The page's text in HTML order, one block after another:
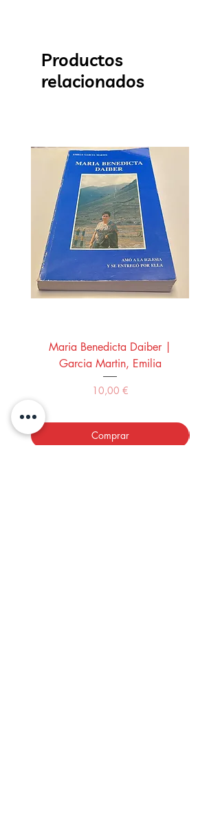
Productos
relacionados
Maria Benedicta Daiber |
Garcia Martin, Emilia
Precio
10,00 €
Comprar